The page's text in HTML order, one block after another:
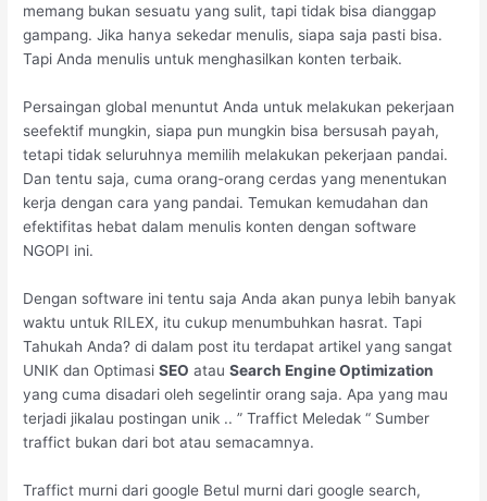
memang bukan sesuatu yang sulit, tapi tidak bisa dianggap
gampang. Jika hanya sekedar menulis, siapa saja pasti bisa.
Tapi Anda menulis untuk menghasilkan konten terbaik.
Persaingan global menuntut Anda untuk melakukan pekerjaan
seefektif mungkin, siapa pun mungkin bisa bersusah payah,
tetapi tidak seluruhnya memilih melakukan pekerjaan pandai.
Dan tentu saja, cuma orang-orang cerdas yang menentukan
kerja dengan cara yang pandai. Temukan kemudahan dan
efektifitas hebat dalam menulis konten dengan software
NGOPI ini.
Dengan software ini tentu saja Anda akan punya lebih banyak
waktu untuk RILEX, itu cukup menumbuhkan hasrat. Tapi
Tahukah Anda? di dalam post itu terdapat artikel yang sangat
UNIK dan OptimasiSEO atauSearch Engine Optimization
yang cuma disadari oleh segelintir orang saja. Apa yang mau
terjadi jikalau postingan unik .. ” Traffict Meledak “ Sumber
traffict bukan dari bot atau semacamnya.
Traffict murni dari google Betul murni dari google search,